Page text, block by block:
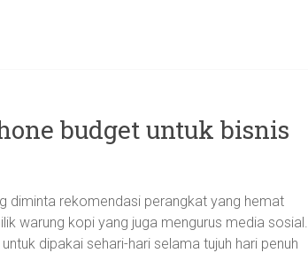
budget untuk bisnis
diminta rekomendasi perangkat yang hemat
warung kopi yang juga mengurus media sosial.
dipakai sehari-hari selama tujuh hari penuh